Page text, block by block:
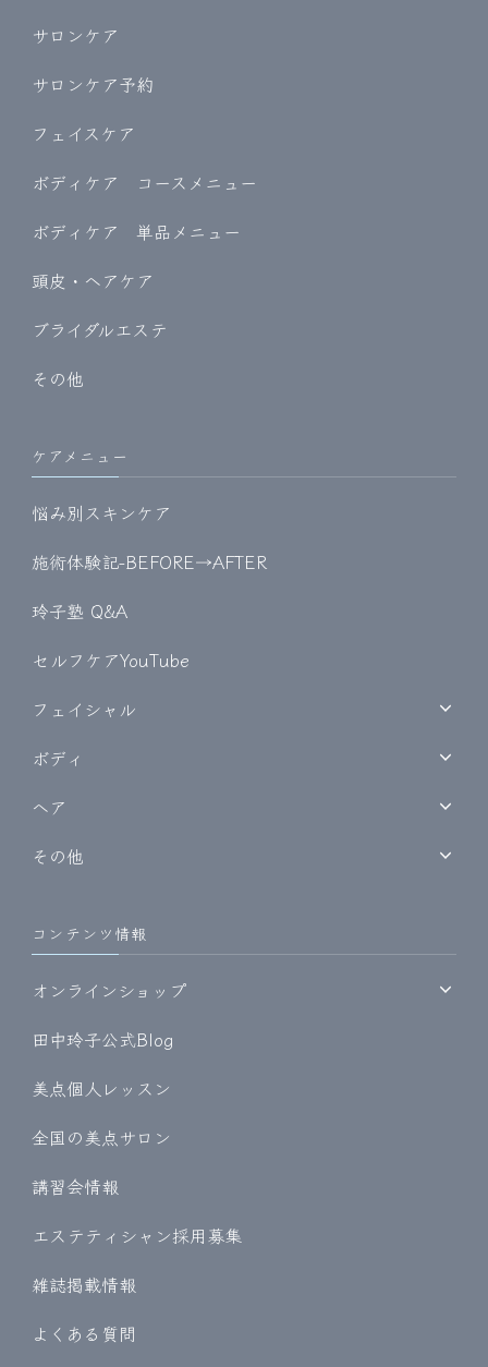
サロンケア
サロンケア予約
フェイスケア
ボディケア コースメニュー
ボディケア 単品メニュー
頭皮・ヘアケア
ブライダルエステ
その他
ケアメニュー
悩み別スキンケア
施術体験記-BEFORE→AFTER
玲子塾 Q&A
セルフケアYouTube
フェイシャル
ボディ
ヘア
その他
コンテンツ情報
オンラインショップ
田中玲子公式Blog
美点個人レッスン
全国の美点サロン
講習会情報
エステティシャン採用募集
雑誌掲載情報
よくある質問